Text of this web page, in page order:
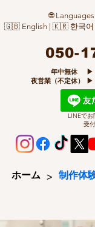
🌐
🇬🇧 English | 🇰🇷 한국어
050-
年中無休 ▶
夜営業（不定休）
LINEで
受
ホーム > 制作体